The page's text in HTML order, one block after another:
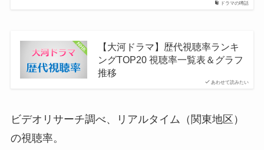
ドラマの噂話
あわせて読みたい
【大河ドラマ】歴代視聴率ランキ
ングTOP20 視聴率一覧表＆グラフ
推移
ビデオリサーチ調べ、リアルタイム（関東地区）
の視聴率。